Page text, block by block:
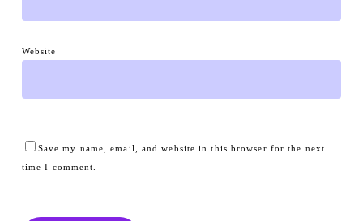
Website
Save my name, email, and website in this browser for the next
time I comment.